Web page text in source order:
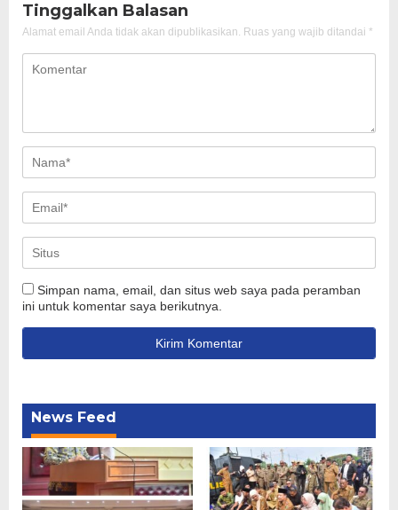
Tinggalkan Balasan
Alamat email Anda tidak akan dipublikasikan. Ruas yang wajib ditandai *
Simpan nama, email, dan situs web saya pada peramban
ini untuk komentar saya berikutnya.
News Feed